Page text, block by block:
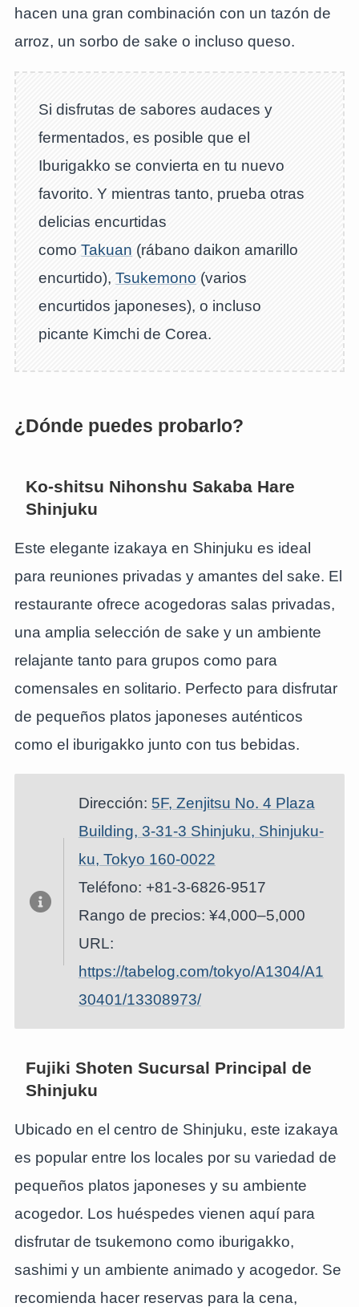
hacen una gran combinación con un tazón de
arroz, un sorbo de sake o incluso queso.
Si disfrutas de sabores audaces y
fermentados, es posible que el
Iburigakko se convierta en tu nuevo
favorito. Y mientras tanto, prueba otras
delicias encurtidas
comoTakuan (rábano daikon amarillo
encurtido),Tsukemono (varios
encurtidos japoneses), o incluso
picante Kimchi de Corea.
¿Dónde puedes probarlo?
Ko-shitsu Nihonshu Sakaba Hare
Shinjuku
Este elegante izakaya en Shinjuku es ideal
para reuniones privadas y amantes del sake. El
restaurante ofrece acogedoras salas privadas,
una amplia selección de sake y un ambiente
relajante tanto para grupos como para
comensales en solitario. Perfecto para disfrutar
de pequeños platos japoneses auténticos
como el iburigakko junto con tus bebidas.
Dirección: 5F, Zenjitsu No. 4 Plaza
Building, 3-31-3 Shinjuku, Shinjuku-
ku, Tokyo 160-0022
Teléfono: +81-3-6826-9517
Rango de precios: ¥4,000–5,000
URL:
https://tabelog.com/tokyo/A1304/A1
30401/13308973/
Fujiki Shoten Sucursal Principal de
Shinjuku
Ubicado en el centro de Shinjuku, este izakaya
es popular entre los locales por su variedad de
pequeños platos japoneses y su ambiente
acogedor. Los huéspedes vienen aquí para
disfrutar de tsukemono como iburigakko,
sashimi y un ambiente animado y acogedor. Se
recomienda hacer reservas para la cena,